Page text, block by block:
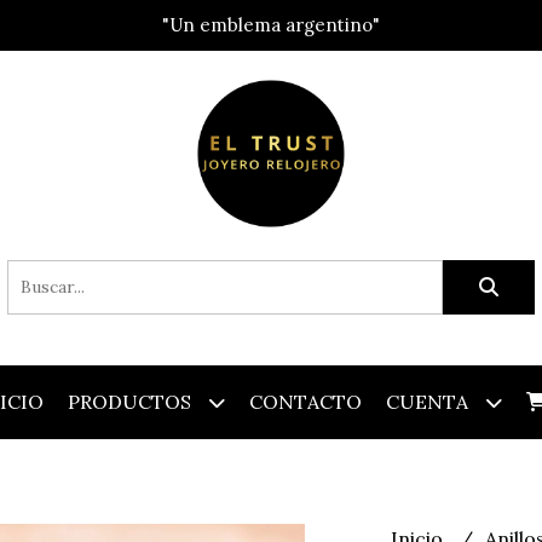
"Un emblema argentino"
PRODUCTOS CONTACTO CUENTA